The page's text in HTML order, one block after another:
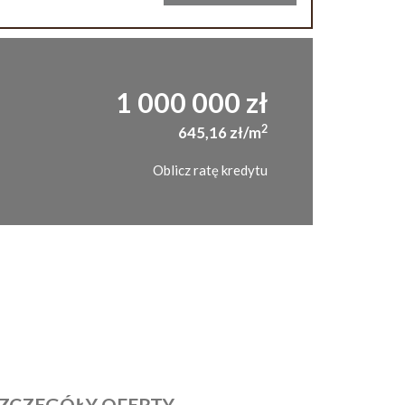
1 000 000 zł
645,16 zł/m2
Oblicz ratę kredytu